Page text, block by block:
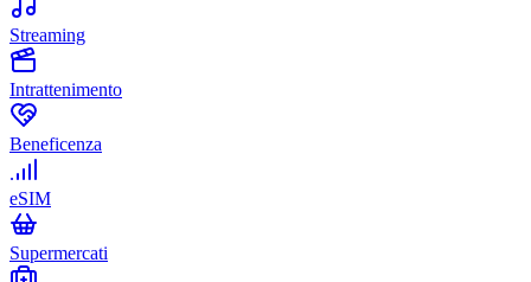
Streaming
Intrattenimento
Beneficenza
eSIM
Supermercati